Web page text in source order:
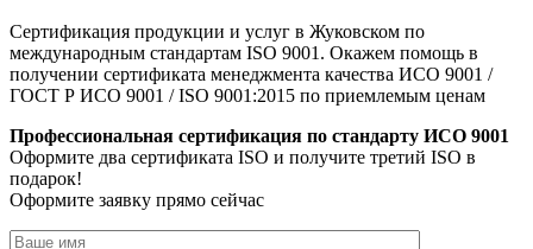
Сертификация продукции и услуг в Жуковском по
международным стандартам ISO 9001. Окажем помощь в
получении сертификата менеджмента качества ИСО 9001 /
ГОСТ Р ИСО 9001 / ISO 9001:2015 по приемлемым ценам
Профессиональная сертификация по стандарту ИСО 9001
Оформите два сертификата ISO и получите третий ISO в
подарок!
Оформите заявку прямо сейчас